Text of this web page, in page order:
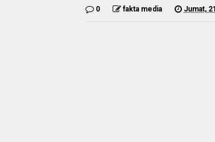
0 fakta media Jumat,